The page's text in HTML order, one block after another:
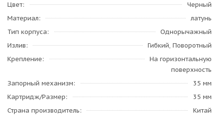
Цвет
Черный
Материал
латунь
Тип корпуса
Однорычажный
Излив
Гибкий, Поворотный
Крепление
На горизонтальную
поверхность
Запорный механизм
35 мм
Картридж/Размер
35 мм
Страна производитель
Китай